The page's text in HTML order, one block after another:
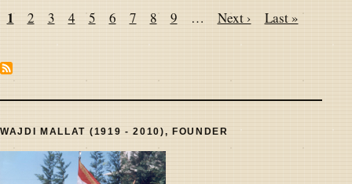
Pagination
Page
1 Page
2 Page
3 Page
4 Page
5 Page
6 Page
7 Page
8 Page
9 …
Next
Next ›
Last
Last »
WAJDI MALLAT (1919 - 2010), FOUNDER